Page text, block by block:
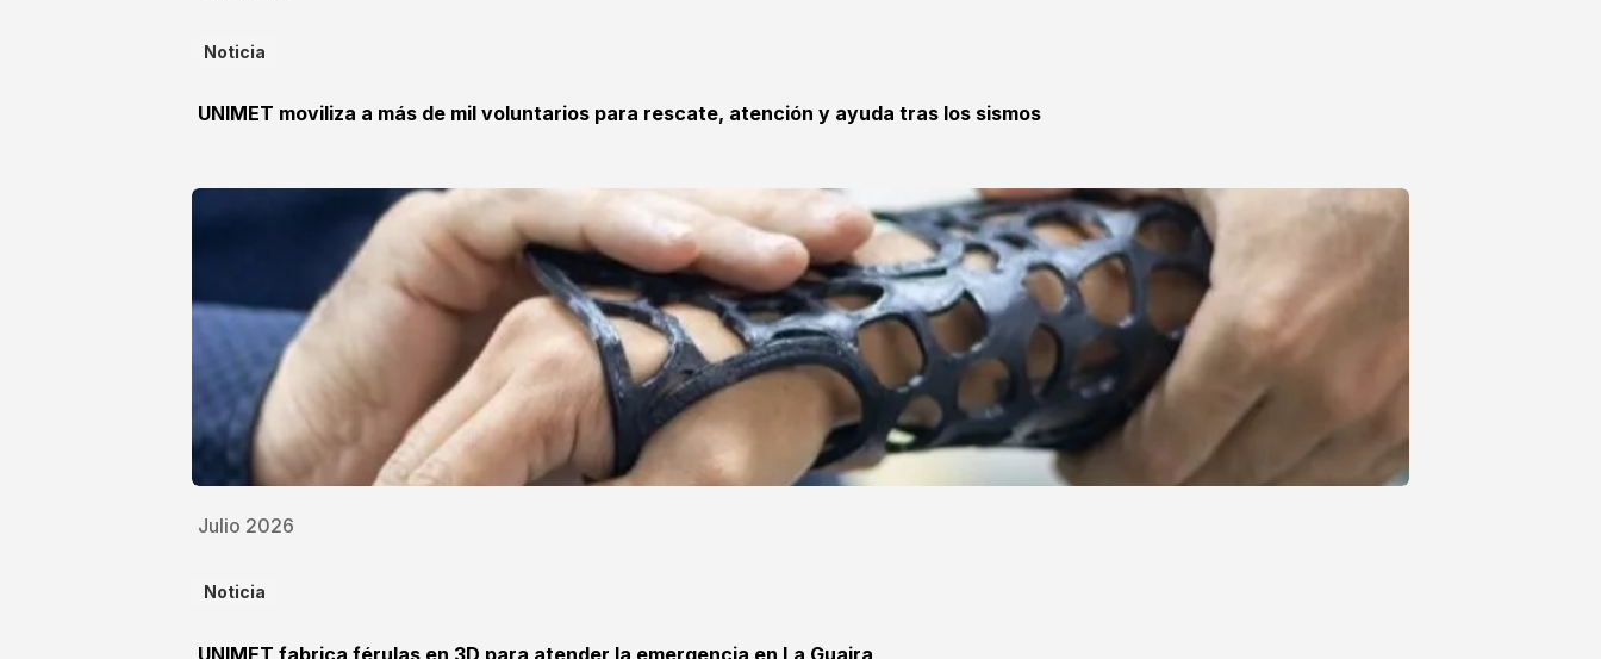
Noticia
UNIMET moviliza a más de mil voluntarios para rescate, atención y ayuda tras los sismos
Julio 2026
Noticia
UNIMET fabrica férulas en 3D para atender la emergencia en La Guaira